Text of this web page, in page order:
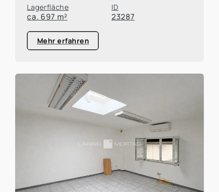
Lagerfläche
ca. 697 m²
ID
23287
Mehr erfahren